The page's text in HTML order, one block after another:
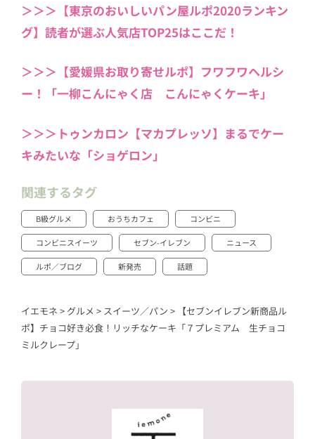
＞＞＞【東京のおいしいパン屋ルポ2020ランキン
グ】読者が選ぶ人気店TOP25はここだ！
＞＞＞【愛媛県お取り寄せルポ】フワフワヘルシ
ー！「一柳こんにゃく店 こんにゃくケーキ」
＞＞＞トゥンカロン【マカプレッソ】まるでケー
キみたいな「ショゲロン」
関連するタグ
B級グルメ おうちカフェ コンビニ
コンビニスイーツ セブン-イレブン ニュース
ルポ／ブログ 新発売 話題
イエモネ > グルメ > スイーツ／パン > 【セブンイレブン新商品ル
ポ】チョコ好き必食！リッチなケーキ「７プレミアム 生チョコ
ミルクレープ」